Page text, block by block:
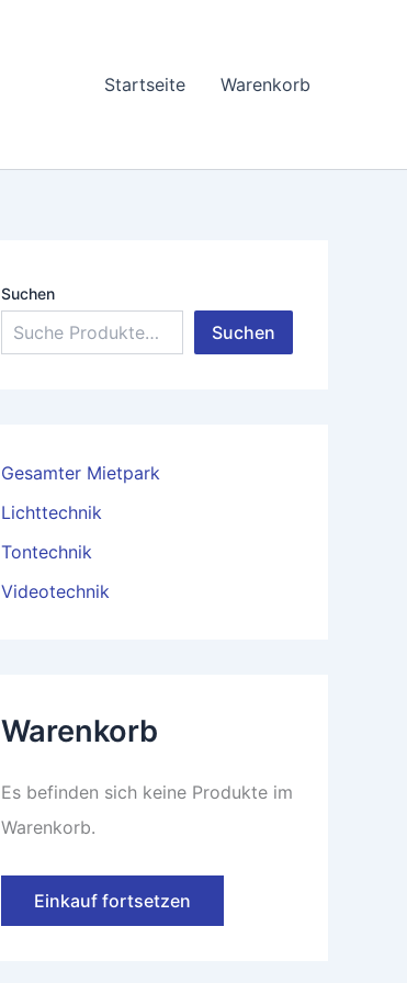
Startseite Warenkorb
Suchen
Suchen
Gesamter Mietpark
Lichttechnik
Tontechnik
Videotechnik
Warenkorb
Es befinden sich keine Produkte im
Warenkorb.
Einkauf fortsetzen